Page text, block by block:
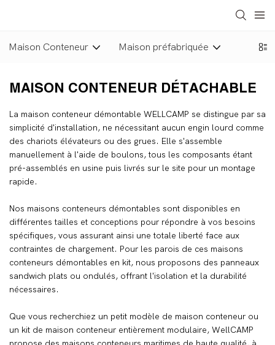
Maison Conteneur Maison préfabriquée
MAISON CONTENEUR DÉTACHABLE
La maison conteneur démontable WELLCAMP se distingue par sa
simplicité d'installation, ne nécessitant aucun engin lourd comme
des chariots élévateurs ou des grues. Elle s'assemble
manuellement à l'aide de boulons, tous les composants étant
pré-assemblés en usine puis livrés sur le site pour un montage
rapide.
Nos maisons conteneurs démontables sont disponibles en
différentes tailles et conceptions pour répondre à vos besoins
spécifiques, vous assurant ainsi une totale liberté face aux
contraintes de chargement. Pour les parois de ces maisons
conteneurs démontables en kit, nous proposons des panneaux
sandwich plats ou ondulés, offrant l'isolation et la durabilité
nécessaires.
Que vous recherchiez un petit modèle de maison conteneur ou
un kit de maison conteneur entièrement modulaire, WellCAMP